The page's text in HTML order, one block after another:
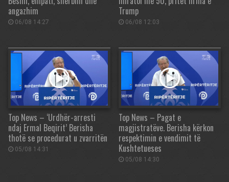
angazhim
06/08 14:27
Trump
06/08 12:03
Top News – ‘Urdhër-arresti
ndaj Ermal Beqirit’ Berisha
thotë se procedurat u zvarritën
05/08 14:31
Top News – Pagat e
magjistratëve. Berisha kërkon
respektimin e vendimit të
Kushtetueses
05/08 14:30